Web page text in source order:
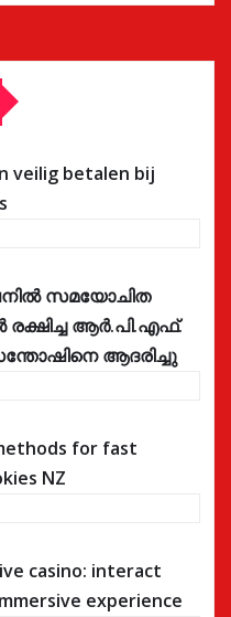
veilig betalen bij
സമയോചിത
ആർ.പി.എഫ്.
ആദരിച്ചു
for fast
NZ
casino: interact
experience